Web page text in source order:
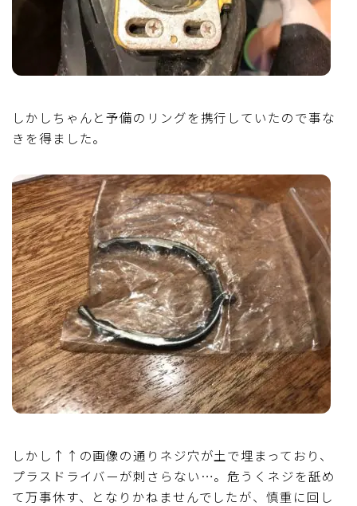
しかしちゃんと予備のリングを携行していたので事な
きを得ました。
しかし↑↑の画像の通りネジ穴が土で埋まっており、
プラスドライバーが刺さらない…。危うくネジを舐め
て万事休す、となりかねませんでしたが、慎重に回し